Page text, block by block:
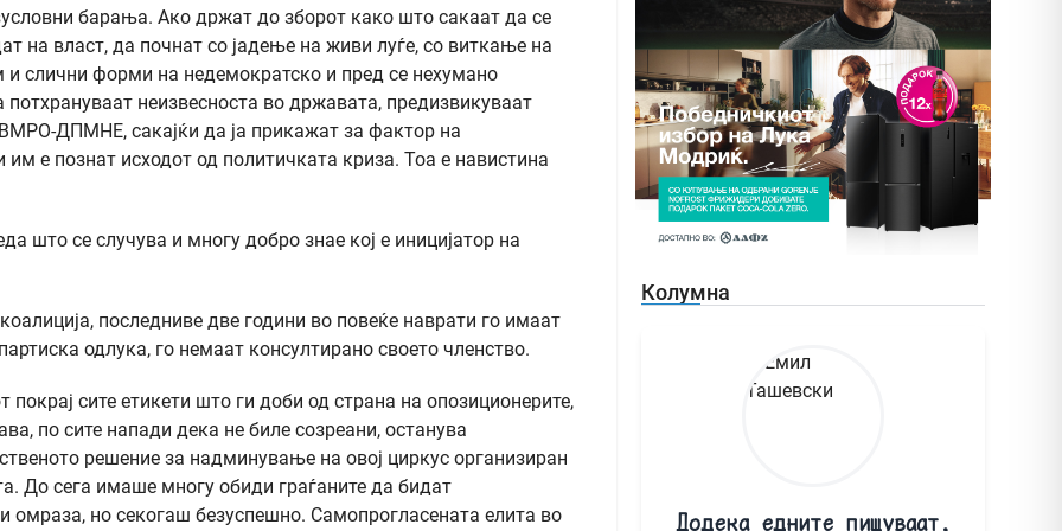
барања. Ако држат до зборот како што сакаат да се
на власт, да почнат со јадење на живи луѓе, со виткање на
слични форми на недемократско и пред се нехумано
неизвесноста во државата, предизвикуваат
ВМРО-ДПМНЕ, сакајќи да ја прикажат за фактор на
е познат исходот од политичката криза. Тоа е навистина
што се случува и многу добро знае кој е иницијатор на
последниве две години во повеќе наврати го имаат
одлука, го немаат консултирано своето членство.
сите етикети што ги доби од страна на опозиционерите,
по сите напади дека не биле созреани, останува
решение за надминување на овој циркус организиран
До сега имаше многу обиди граѓаните да бидат
омраза, но секогаш безуспешно. Самопрогласената елита во
Колумна
Додека едните пишуваат,